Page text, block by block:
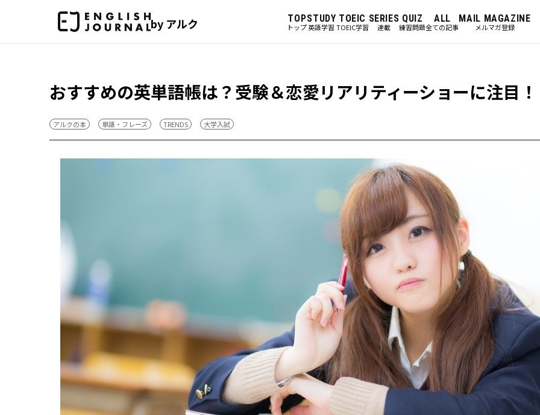
by アルク TOP
トップ
STUDY
英語学習
TOEIC
TOEIC学習
SERIES
連載
QUIZ
練習問題
ALL
全ての記事
MAIL MAGAZINE
メルマガ登録
おすすめの英単語帳は？受験＆恋愛リアリティーショーに注目！
アルクの本 単語・フレーズ TRENDS 大学入試